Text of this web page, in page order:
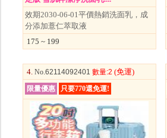
效期2030-06-01平價熱銷洗面乳，成
分添加薏仁萃取液
175 ~ 199
4. No.62114092401 數量:2 (免運)
限量優惠 只要770還免運!